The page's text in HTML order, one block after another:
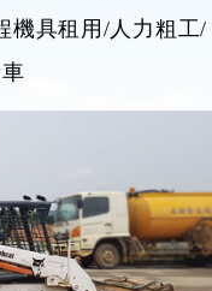
機具租用/人力粗工/